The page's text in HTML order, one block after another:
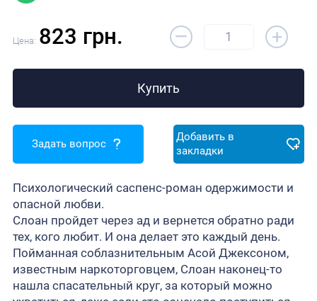
Цена: 823 грн. – +
Купить
Задать вопрос
Добавить в
закладки
Психологический саспенс-роман одержимости и
опасной любви.
Слоан пройдет через ад и вернется обратно ради
тех, кого любит. И она делает это каждый день.
Пойманная соблазнительным Асой Джексоном,
известным наркоторговцем, Слоан наконец-то
нашла спасательный круг, за который можно